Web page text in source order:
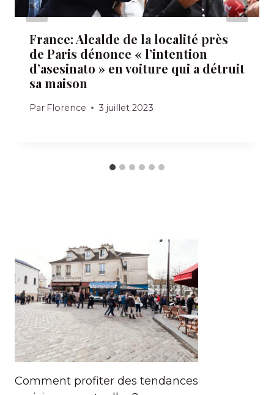
France: Alcalde de la localité près
de Paris dénonce « l’intention
d’asesinato » en voiture qui a détruit
sa maison
Par Florence 3 juillet 2023
Comment profiter des tendances